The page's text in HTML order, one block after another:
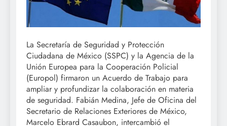
La Secretaría de Seguridad y Protección
Ciudadana de México (SSPC) y la Agencia de la
Unión Europea para la Cooperación Policial
(Europol) firmaron un Acuerdo de Trabajo para
ampliar y profundizar la colaboración en materia
de seguridad. Fabián Medina, Jefe de Oficina del
Secretario de Relaciones Exteriores de México,
Marcelo Ebrard Casaubon, intercambió el